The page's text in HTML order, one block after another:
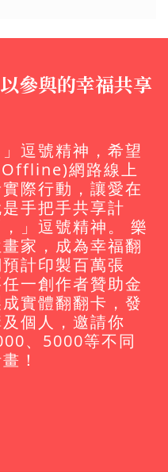
參與的幸福共享
逗號精神，希望
網路線上
際行動，讓愛在
手把手共享計
」逗號精神。 樂
家，成為幸福翻
計印製百萬張
一創作者贊助金
實體翻翻卡，發
個人，邀請你
、5000等不同
！